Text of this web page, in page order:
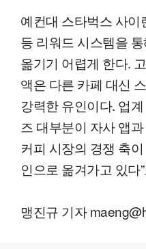
예컨대 스타벅스 사
등 리워드 시스템을
옮기기 어렵게 한다.
액은 다른 카페 대신
강력한 유인이다. 업
즈 대부분이 자사 앱
커피 시장의 경쟁 축
인으로 옮겨가고 있다
맹진규 기자